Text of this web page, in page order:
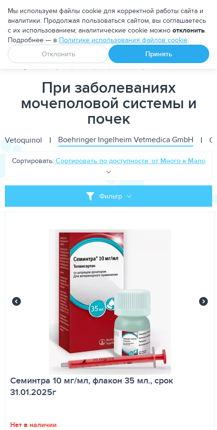
Москва
Апоквел Ветмедин От блох и клещей
PetDog Ветеринарные препараты При заболеваниях
При заболеваниях
мочеполовой системы и
почек
Vetoquinol | Boehringer Ingelheim Vetmedica GmbH |
Фильтр
Сортировать: Сортировать по доступности: от Много к Мало
Семинтра 10 мг/мл, флакон 35 мл., срок
31.01.2025г
Нет в наличии
Мы используем файлы cookie для корректной работы сайта и
аналитики. Продолжая пользоваться сайтом, вы соглашаетесь
с их использованием; аналитические cookie можно отклонить.
Подробнее — в Политике использования файлов cookie.
Отклонить
Принять